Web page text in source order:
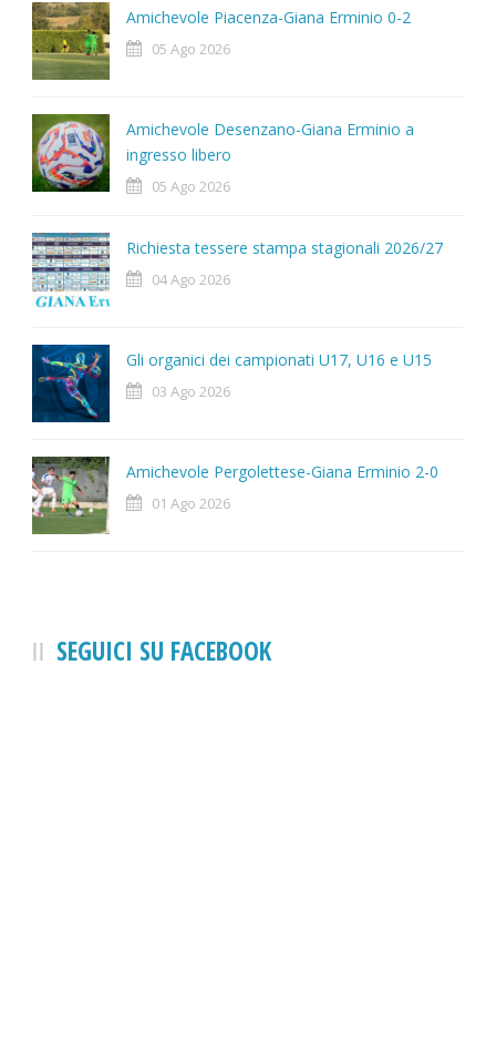
Amichevole Piacenza-Giana Erminio 0-2
05 Ago 2026
Amichevole Desenzano-Giana Erminio a
ingresso libero
05 Ago 2026
Richiesta tessere stampa stagionali 2026/27
04 Ago 2026
Gli organici dei campionati U17, U16 e U15
03 Ago 2026
Amichevole Pergolettese-Giana Erminio 2-0
01 Ago 2026
SEGUICI SU FACEBOOK